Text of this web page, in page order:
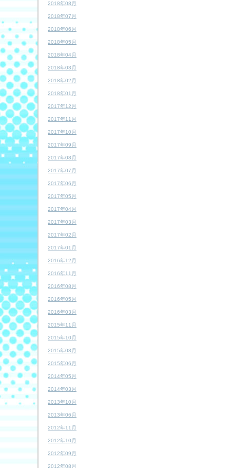
2018年08月
2018年07月
2018年06月
2018年05月
2018年04月
2018年03月
2018年02月
2018年01月
2017年12月
2017年11月
2017年10月
2017年09月
2017年08月
2017年07月
2017年06月
2017年05月
2017年04月
2017年03月
2017年02月
2017年01月
2016年12月
2016年11月
2016年08月
2016年05月
2016年03月
2015年11月
2015年10月
2015年08月
2015年06月
2014年05月
2014年03月
2013年10月
2013年06月
2012年11月
2012年10月
2012年09月
2012年08月